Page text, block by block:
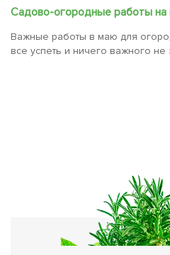
Садово-огородные работы на
Важные работы в маю для
все успеть и ничего важного не